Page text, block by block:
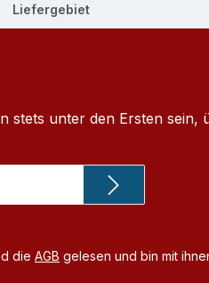
Liefergebiet
stets unter den Ersten
die AGB gelesen und bin mit